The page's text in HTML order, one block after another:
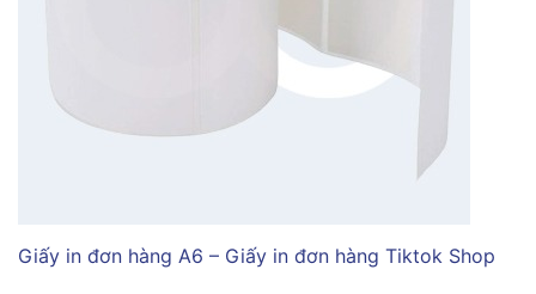
Giấy in đơn hàng A6 – Giấy in đơn hàng Tiktok Shop